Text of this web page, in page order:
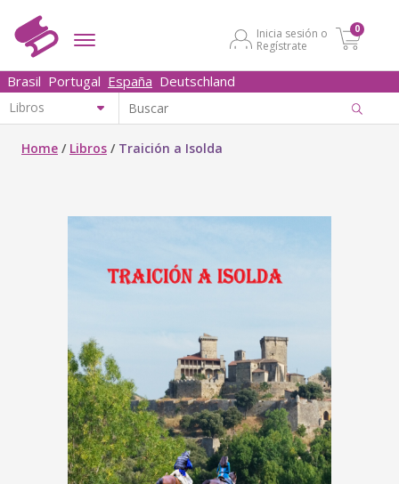
Inicia sesión o
Regístrate
0
Brasil Portugal España Deutschland
Home / Libros / Traición a Isolda